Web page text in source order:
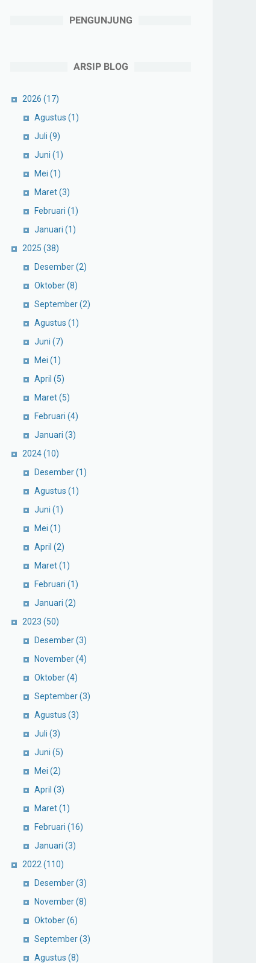
PENGUNJUNG
ARSIP BLOG
2026 (17)
Agustus (1)
Juli (9)
Juni (1)
Mei (1)
Maret(3)
Februari (1)
Januari (1)
2025 (38)
Desember(2)
Oktober(8)
September(2)
Agustus (1)
Juni (7)
Mei (1)
April (5)
Maret(5)
Februari (4)
Januari (3)
2024(10)
Desember(1)
Agustus (1)
Juni (1)
Mei (1)
April (2)
Maret(1)
Februari (1)
Januari (2)
2023 (50)
Desember(3)
November(4)
Oktober(4)
September(3)
Agustus (3)
Juli (3)
Juni (5)
Mei (2)
April (3)
Maret(1)
Februari (16)
Januari (3)
2022 (110)
Desember(3)
November(8)
Oktober(6)
September(3)
Agustus (8)